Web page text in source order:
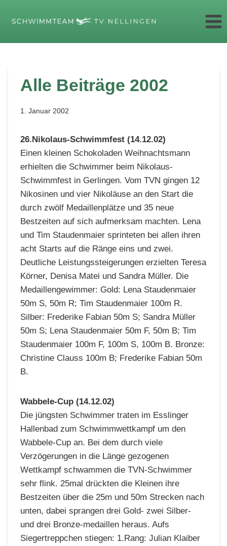
Inhalt
Alle Beiträge 2002
1. Januar 2002
26.Nikolaus-Schwimmfest (14.12.02)
Einen kleinen Schokoladen Weihnachtsmann
erhielten die Schwimmer beim Nikolaus-
Schwimmfest in Gerlingen. Vom TVN gingen 12
Nikosinen und vier Nikoläuse an den Start die
durch zwölf Medaillenplätze und 35 neue
Bestzeiten auf sich aufmerksam machten. Lena
und Tim Staudenmaier sprinteten bei allen ihren
acht Starts auf die Ränge eins und zwei.
Deutliche Leistungssteigerungen erzielten Teresa
Körner, Denisa Matei und Sandra Müller. Die
Medaillengewimmer: Gold: Lena Staudenmaier
50m S, 50m R; Tim Staudenmaier 100m R.
Silber: Frederike Fabian 50m S; Sandra Müller
50m S; Lena Staudenmaier 50m F, 50m B; Tim
Staudenmaier 100m F, 100m S, 100m B. Bronze:
Christine Clauss 100m B; Frederike Fabian 50m
B.
Wabbele-Cup (14.12.02)
Die jüngsten Schwimmer traten im Esslinger
Hallenbad zum Schwimmwettkampf um den
Wabbele-Cup an. Bei dem durch viele
Verzögerungen in die Länge gezogenen
Wettkampf schwammen die TVN-Schwimmer
sehr flink. 25mal drückten die Kleinen ihre
Bestzeiten über die 25m und 50m Strecken nach
unten, dabei sprangen drei Gold- zwei Silber-
und drei Bronze-medaillen heraus. Aufs
Siegertreppchen stiegen: 1.Rang: Julian Klaiber